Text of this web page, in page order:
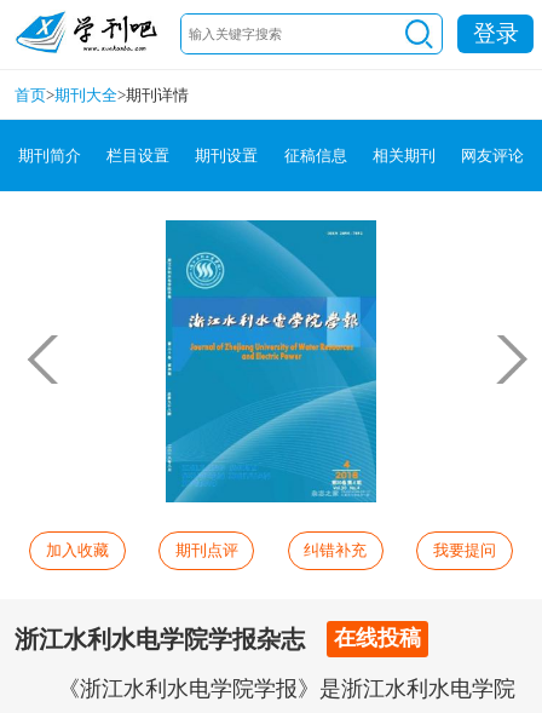
登录
首页>期刊大全>期刊详情
期刊简介 栏目设置 期刊设置 征稿信息 相关期刊 网友评论
加入收藏 期刊点评 纠错补充 我要提问
浙江水利水电学院学报杂志 在线投稿
《浙江水利水电学院学报》是浙江水利水电学院